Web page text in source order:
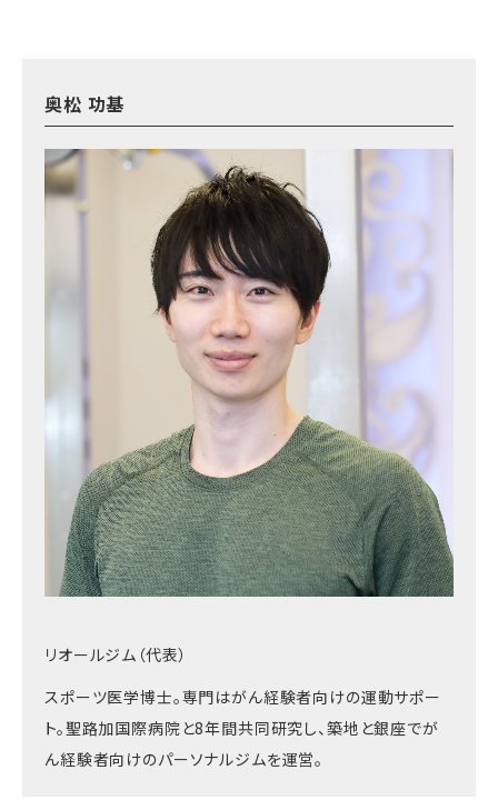
奥松 功基
リオールジム（代表）
スポーツ医学博士。専門はがん経験者向けの運動サポー
ト。聖路加国際病院と8年間共同研究し、築地と銀座でが
ん経験者向けのパーソナルジムを運営。